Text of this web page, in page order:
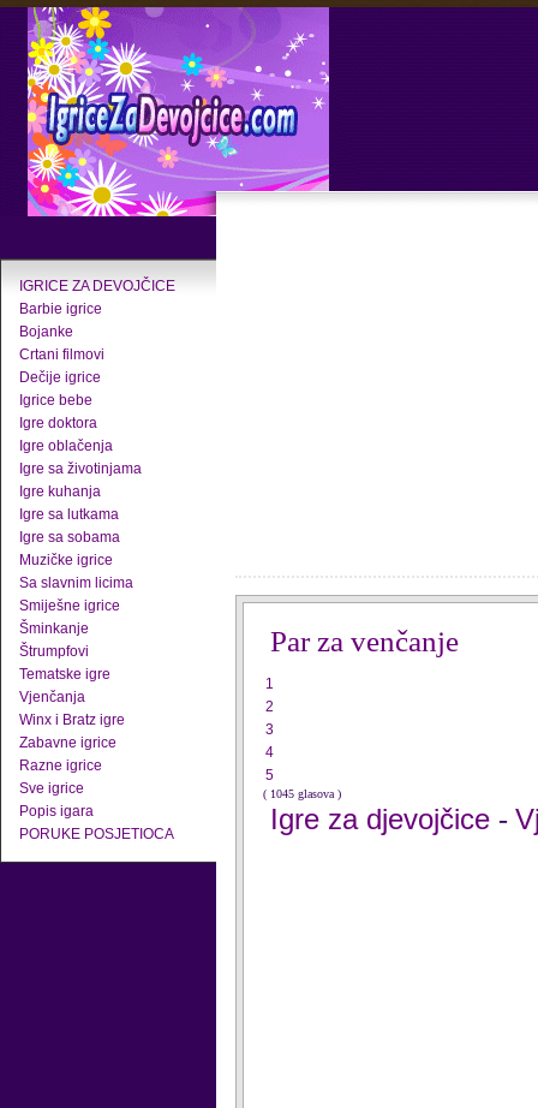
IGRICE ZA DEVOJČICE
Barbie igrice
Bojanke
Crtani filmovi
Dečije igrice
Igrice bebe
Igre doktora
Igre oblačenja
Igre sa životinjama
Igre kuhanja
Igre sa lutkama
Igre sa sobama
Muzičke igrice
Sa slavnim licima
Smiješne igrice
Šminkanje
Štrumpfovi
Tematske igre
Vjenčanja
Winx i Bratz igre
Zabavne igrice
Razne igrice
Sve igrice
Popis igara
PORUKE POSJETIOCA
Par za venčanje
1
2
3
4
5
( 1045 glasova )
Igre za djevojčice -